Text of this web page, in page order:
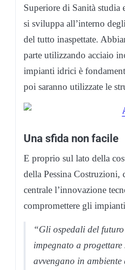
Superiore di Sanità
si sviluppa all’interno
del tutto inaspettate.
parte utilizzando acciaio
impianti idrici è
poi saranno utilizzate le
Una sfida non facile
E proprio sul lato della
della Pessina Costruzioni,
centrale l’innovazione
compromettere gli
“Gli ospedali del futuro
impegnato a
avvengano in